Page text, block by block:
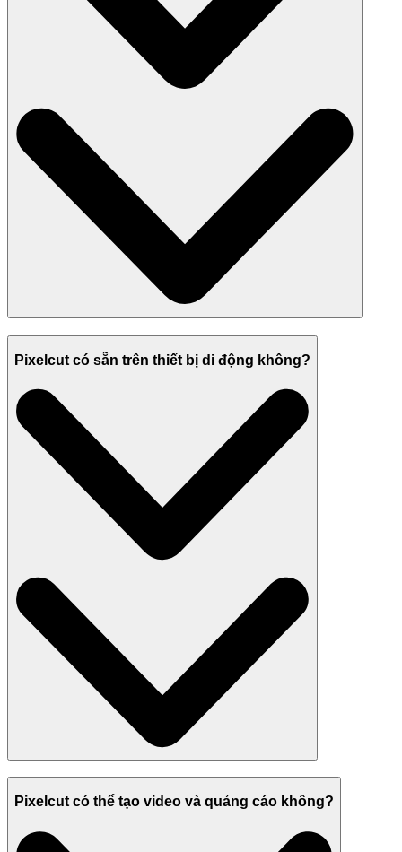
Pixelcut có sẵn trên thiết bị di động không?
Pixelcut có thể tạo video và quảng cáo không?